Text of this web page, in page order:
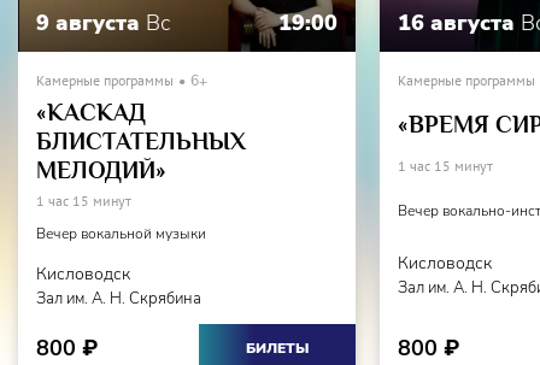
9 августа Вс 19:00
Камерные программы 6+
«КАСКАД
БЛИСТАТЕЛЬНЫХ
МЕЛОДИЙ»
1 час 15 минут
Вечер вокальной музыки
Кисловодск
Зал им. А. Н. Скрябина
800 ₽ БИЛЕТЫ
16 августа
Камерные программы
«ВРЕМЯ
1 час 15 минут
Вечер вокально-
Кисловодск
Зал им. А. Н.
800 ₽